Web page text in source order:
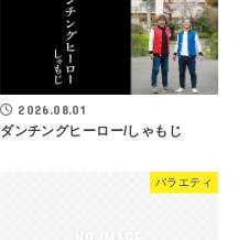
2026.08.01
ダンチングヒーロー/しゃもじ
バラエティ